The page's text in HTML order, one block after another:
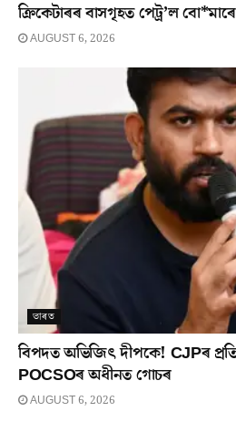
ক্ৰিকেটাৰৰ বাসগৃহত পেট্ৰ’ল
AUGUST 6, 2026
ভাৰত
বিপদত অভিজিৎ দীপকে! CJPৰ
POCSOৰ অধীনত গোচৰ
AUGUST 6, 2026